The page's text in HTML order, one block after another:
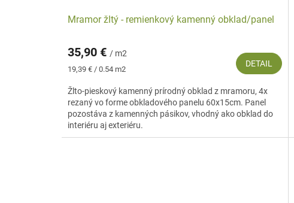
Mramor žltý - remienkový kamenný obklad/panel
35,90 € / m2
Jednotková
19,39 € / 0.54 m2
DETAIL
Žlto-pieskový kamenný prírodný obklad z mramoru, 4x
rezaný vo forme obkladového panelu 60x15cm. Panel
pozostáva z kamenných pásikov, vhodný ako obklad do
interiéru aj exteriéru.